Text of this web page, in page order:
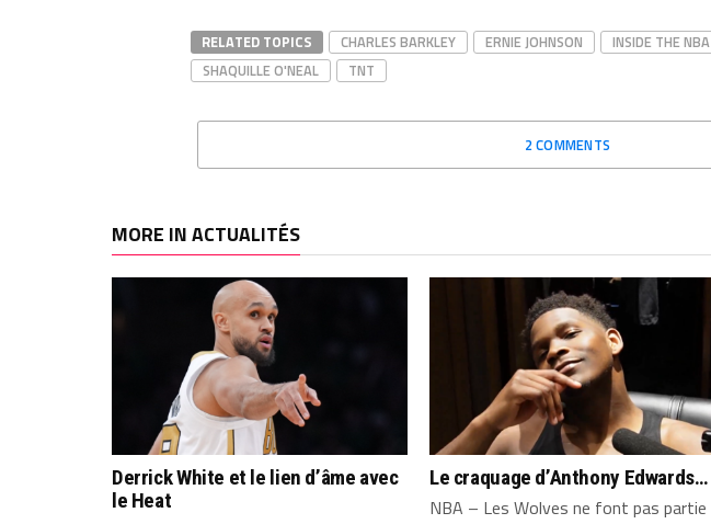
RELATED TOPICS CHARLES BARKLEY ERNIE JOHNSON INSIDE THE NBA
SHAQUILLE O'NEAL
TNT
2 COMMENTS
MORE IN ACTUALITÉS
Derrick White et le lien d’âme avec
le Heat
Le craquage d’Anthony Edwards…
NBA – Les Wolves ne font pas partie